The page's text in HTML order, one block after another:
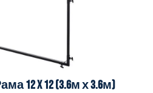
12 x 12 (3.6м х 3.6м)